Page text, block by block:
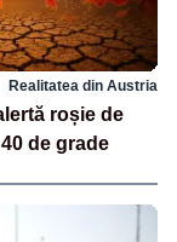
Realitatea din Austria
roșie de
de grade